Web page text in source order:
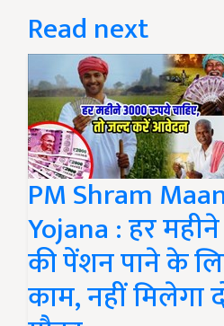
Read next
PM Shram
Yojana : हर
की पेंशन पाने के
काम, नहीं मिलेगा